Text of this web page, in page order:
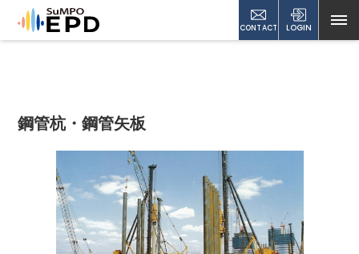
CONTACT LOGIN
鋼管杭・鋼管矢板